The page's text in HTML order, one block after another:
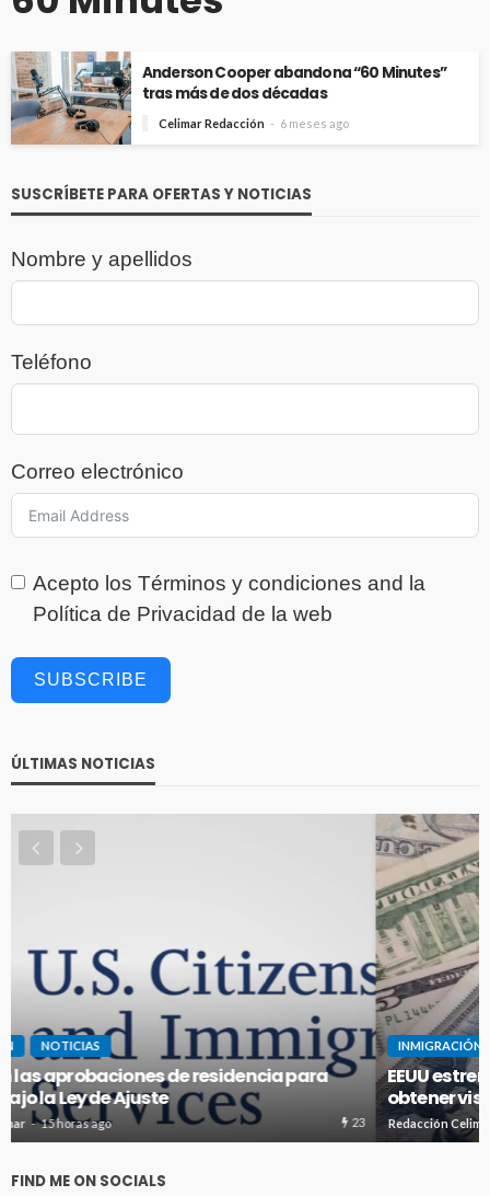
Anderson Cooper abandona “60 Minutes”
tras más de dos décadas
Celimar Redacción 6 meses ago
SUSCRÍBETE PARA OFERTAS Y NOTICIAS
Nombre y apellidos
Teléfono
Correo electrónico
Acepto los Términos y condiciones and la
Política de Privacidad de la web
SUBSCRIBE
ÚLTIMAS NOTICIAS
INMIGRACIÓN
EEUU estrena fianzas de hasta $250.000 para
obtener visas de inmigrante
Redacción Celimar 2 días ago 43
FIND ME ON SOCIALS